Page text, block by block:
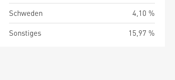
Schweden
4,10 %
Sonstiges
15,97 %